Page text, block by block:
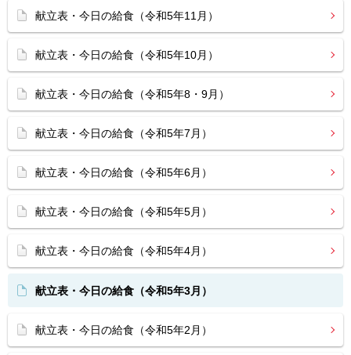
献立表・今日の給食（令和5年11月）
献立表・今日の給食（令和5年10月）
献立表・今日の給食（令和5年8・9月）
献立表・今日の給食（令和5年7月）
献立表・今日の給食（令和5年6月）
献立表・今日の給食（令和5年5月）
献立表・今日の給食（令和5年4月）
献立表・今日の給食（令和5年3月）
献立表・今日の給食（令和5年2月）